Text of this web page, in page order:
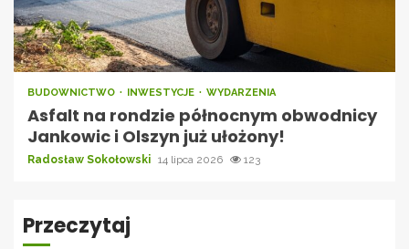
BUDOWNICTWO INWESTYCJE WYDARZENIA
Asfalt na rondzie północnym obwodnicy
Jankowic i Olszyn już ułożony!
Radosław Sokołowski 14 lipca 2026 123
Przeczytaj